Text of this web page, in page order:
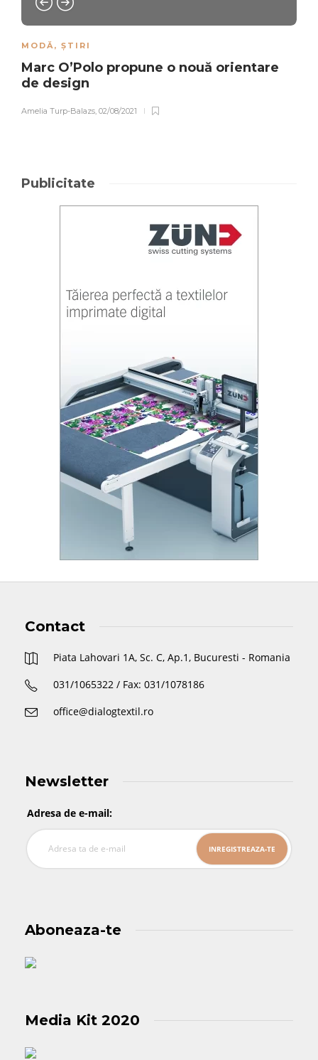
MODĂ, ȘTIRI
Marc O’Polo propune o nouă orientare
de design
Amelia Turp-Balazs, 02/08/2021
Publicitate
Contact
Piata Lahovari 1A, Sc. C, Ap.1, Bucuresti - Romania
031/1065322 / Fax: 031/1078186
office@dialogtextil.ro
Newsletter
Adresa de e-mail:
Aboneaza-te
Media Kit 2020